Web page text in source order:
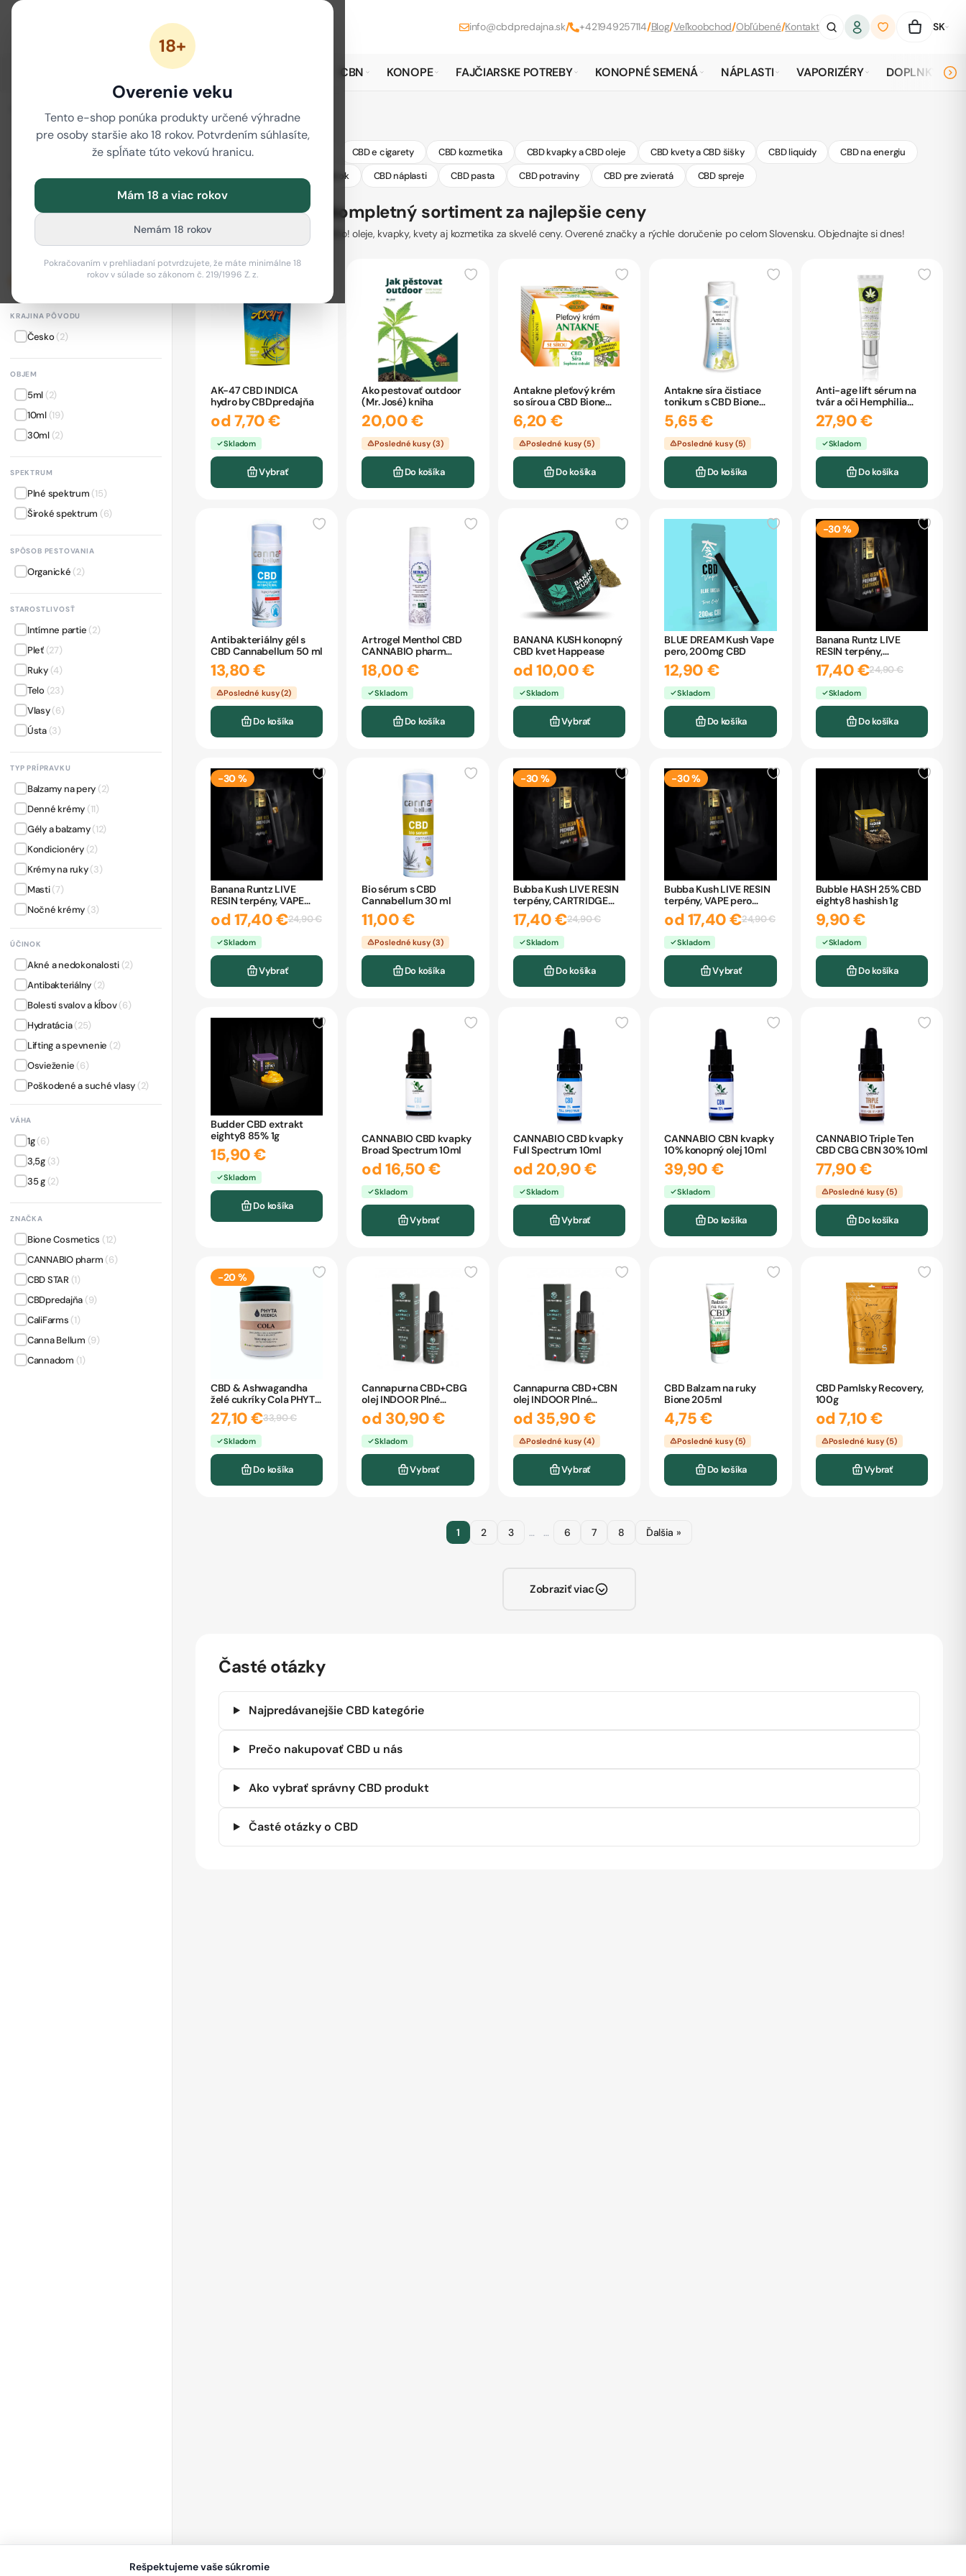
18+
Overenie veku
Tento e-shop ponúka produkty určené výhradne
pre osoby staršie ako 18 rokov. Potvrdením súhlasíte,
že spĺňate túto vekovú hranicu.
Mám 18 a viac rokov
Nemám 18 rokov
Pokračovaním v prehliadaní potvrdzujete, že máte minimálne 18
rokov v súlade so zákonom č. 219/1996 Z. z.
info@cbdpredajna.sk/ +421949257114/Blog/Veľkoobchod/Obľúbené/Kontakt SK
NOVÉ CANNABINOIDY CBN KONOPE FAJČIARSKE POTREBY KONOPNÉ SEMENÁ NÁPLASTI VAPORIZÉRY DOPLNKY
CENOVÉ ROZPÄTIE
Len skladom
KRAJINA PÔVODU
Česko(2)
OBJEM
5ml (2)
10ml (19)
30ml (2)
SPEKTRUM
Plné spektrum (15)
Široké spektrum (6)
SPÔSOB PESTOVANIA
Organické (2)
STAROSTLIVOSŤ
Intímne partie (2)
Pleť (27)
Ruky (4)
Telo (23)
Vlasy(6)
Ústa (3)
TYP PRÍPRAVKU
Balzamy na pery (2)
Denné krémy (11)
Gély a balzamy(12)
Kondicionéry (2)
Krémy na ruky(3)
Masti(7)
Nočné krémy (3)
Pleťové séra a oleje(9)
Sprchové gély a mydlá
Telové mlieka(3)
Čistenie a odličovanie
Šampóny(3)
ÚČINOK
Akné a nedokonalosti (2)
Antibakteriálny (2)
Bolesti svalov a kĺbov(6)
Hydratácia(25)
Lifting a spevnenie (2)
Osvieženie (6)
Poškodené a suché vlasy (2)
Upokojenie(7)
Vrásky a starnutie
Výživa a regenerácia
VÁHA
1g(6)
3,5g (3)
35 g (2)
ZNAČKA
Bione Cosmetics (12)
CANNABIO pharm (6)
CBD STAR (1)
CBDpredajňa (9)
CaliFarms (1)
Canna Bellum (9)
Cannadom (1)
Domov / CBD
CBD cukríky a CBD gummies CBD e cigarety CBD kozmetika CBD kvapky a CBD oleje CBD kvety a CBD šišky CBD liquidy
CBD na energiu
CBD na relax
CBD na spánok CBD náplasti CBD pasta CBD potraviny CBD pre zvieratá CBD spreje
CBD produkty - kompletný sortiment za najlepšie ceny
Máme CBD produkty pre každého! oleje, kvapky, kvety aj kozmetika za skvelé ceny. Overené značky a rýchle doručenie po celom Slovensku. Objednajte si dnes!
AK-47 CBD INDICA
hydro by CBDpredajňa
od 7,70 €
Skladom
Vybrať
Ako pestovať outdoor
(Mr. José) kniha
20,00 €
Posledné kusy (3)
Do košíka
Antakne pleťový krém
so sírou a CBD Bione
51ml
6,20 €
Posledné kusy (5)
Do košíka
Antakne síra čistiace
tonikum s CBD Bione
255ml
5,65 €
Posledné kusy (5)
Do košíka
Anti-age lift sérum na
tvár a oči Hemphilia
30ml
27,90 €
Skladom
Do košíka
Antibakteriálny gél s
CBD Cannabellum 50 ml
13,80 €
Posledné kusy (2)
Do košíka
Artrogel Menthol CBD
CANNABIO pharm
200ml
18,00 €
Skladom
Do košíka
BANANA KUSH konopný
CBD kvet Happease
od 10,00 €
Skladom
Vybrať
BLUE DREAM Kush Vape
pero, 200mg CBD
12,90 €
Skladom
Do košíka
-30 %
Banana Runtz LIVE
RESIN terpény,
CARTRIDGE eighty8 1ml
17,40 €24,90 €
Skladom
Do košíka
-30 %
Banana Runtz LIVE
RESIN terpény, VAPE
pero eighty8
od 17,40 €24,90 €
Skladom
Vybrať
Bio sérum s CBD
Cannabellum 30 ml
11,00 €
Posledné kusy (3)
Do košíka
-30 %
Bubba Kush LIVE RESIN
terpény, CARTRIDGE
eighty8 1ml
17,40 €24,90 €
Skladom
Do košíka
-30 %
Bubba Kush LIVE RESIN
terpény, VAPE pero
eighty8
od 17,40 €24,90 €
Skladom
Vybrať
Bubble HASH 25% CBD
eighty8 hashish 1g
9,90 €
Skladom
Do košíka
Budder CBD extrakt
eighty8 85% 1g
15,90 €
Skladom
Do košíka
CANNABIO CBD kvapky
Broad Spectrum 10ml
od 16,50 €
Skladom
Vybrať
CANNABIO CBD kvapky
Full Spectrum 10ml
od 20,90 €
Skladom
Vybrať
CANNABIO CBN kvapky
10% konopný olej 10ml
39,90 €
Skladom
Do košíka
CANNABIO Triple Ten
CBD CBG CBN 30% 10ml
77,90 €
Posledné kusy (5)
Do košíka
-20 %
CBD & Ashwagandha
želé cukríky Cola PHYTA
MEDICA 60 ks
27,10 €33,90 €
Skladom
Do košíka
Cannapurna CBD+CBG
olej INDOOR Plné
spektrum 10ml
od 30,90 €
Skladom
Vybrať
Cannapurna CBD+CBN
olej INDOOR Plné
spektrum 10ml
od 35,90 €
Posledné kusy (4)
Vybrať
CBD Balzam na ruky
Bione 205ml
4,75 €
Posledné kusy (5)
Do košíka
CBD Pamlsky Recovery,
100g
od 7,10 €
Posledné kusy (5)
Vybrať
1 2 3 … … 6 7 8 Ďalšia »
Zobraziť viac
Časté otázky
Najpredávanejšie CBD kategórie
Prečo nakupovať CBD u nás
Ako vybrať správny CBD produkt
Časté otázky o CBD
Rešpektujeme vaše súkromie